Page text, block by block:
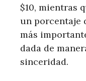
$10, mientras
un porcentaje
más
dada de
sinceridad.